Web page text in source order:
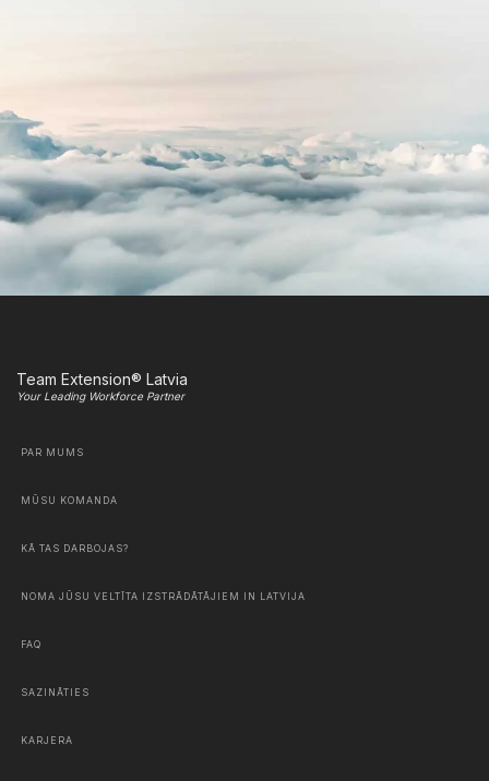
Team Extension® Latvia
Your Leading Workforce Partner
PAR MUMS
MŪSU KOMANDA
KĀ TAS DARBOJAS?
NOMA JŪSU VELTĪTA IZSTRĀDĀTĀJIEM IN LATVIJA
FAQ
SAZINĀTIES
KARJERA